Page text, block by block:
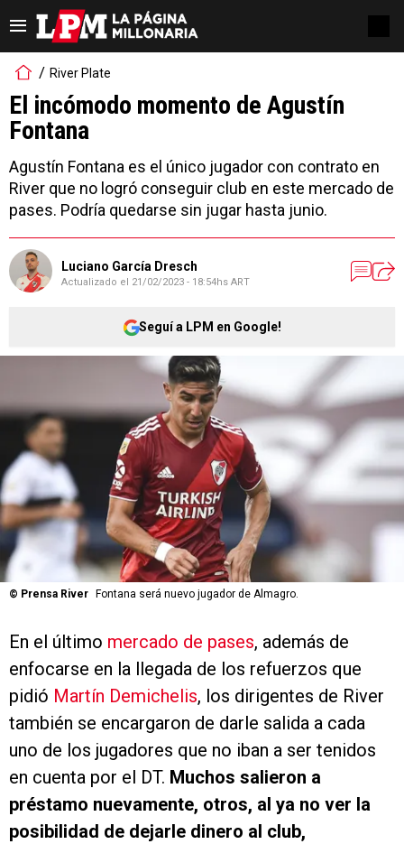
River Plate
El incómodo momento de Agustín
Fontana
Agustín Fontana es el único jugador con contrato en
River que no logró conseguir club en este mercado de
pases. Podría quedarse sin jugar hasta junio.
Luciano García Dresch
Actualizado el 21/02/2023 - 18:54hs ART
Seguí a LPM en Google!
© Prensa River Fontana será nuevo jugador de Almagro.
En el último mercado de pases, además de
enfocarse en la llegada de los refuerzos que
pidió Martín Demichelis, los dirigentes de River
también se encargaron de darle salida a cada
uno de los jugadores que no iban a ser tenidos
en cuenta por el DT. Muchos salieron a
préstamo nuevamente, otros, al ya no ver la
posibilidad de dejarle dinero al club,